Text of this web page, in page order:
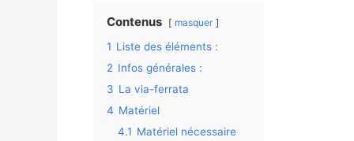
Contenus masquer
1 Liste des éléments :
2 Infos générales :
3 La via-ferrata
4 Matériel
4.1 Matériel nécessaire